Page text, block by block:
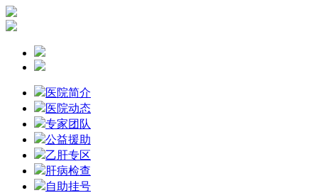
医院简介
医院动态
专家团队
公益援助
乙肝专区
肝病检查
自助挂号